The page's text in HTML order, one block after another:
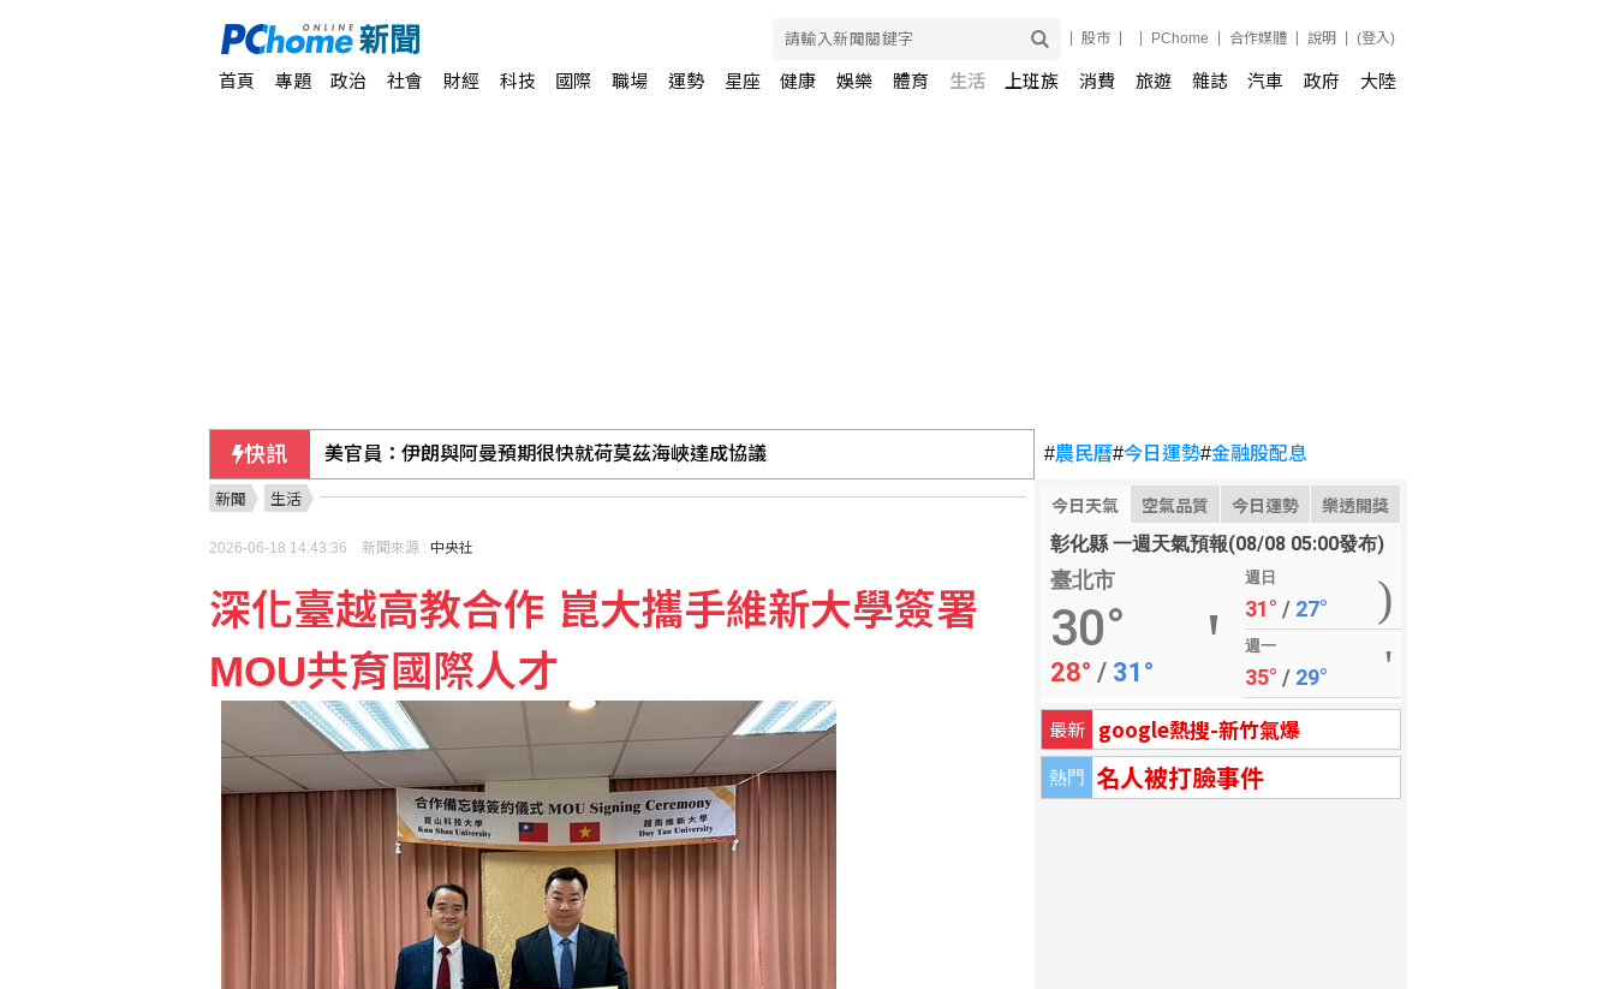
股市 PChome 合作媒體 說明 (登入)
首頁 專題 政治 社會 財經 科技 國際 職場 運勢 星座 健康 娛樂 體育 生活 上班族 消費 旅遊 雜誌 汽車 政府 大陸
快訊 美官員：伊朗與阿曼預期很快就荷莫茲海峽達成協議 #農民曆#今日運勢#金融股配息
今日天氣 空氣品質 今日運勢 樂透開獎
彰化縣 一週天氣預報(08/08 05:00發布)
臺北市
30°
28° / 31°
週日
31° / 27°
週一
35° / 29°
最新 google熱搜-新竹氣爆
熱門 名人被打臉事件
新聞 生活
2026-06-18 14:43:36 新聞來源 : 中央社
深化臺越高教合作 崑大攜手維新大學簽署
MOU共育國際人才